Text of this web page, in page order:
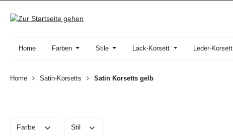
Home Farben Stile Lack-Korsett Leder-Korsett
Home Satin-Korsetts Satin Korsetts gelb
Farbe Stil